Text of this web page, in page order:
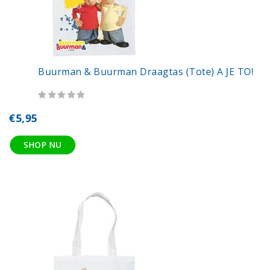
Buurman & Buurman Draagtas (tote) A JE TO!
€5,95
SHOP NU